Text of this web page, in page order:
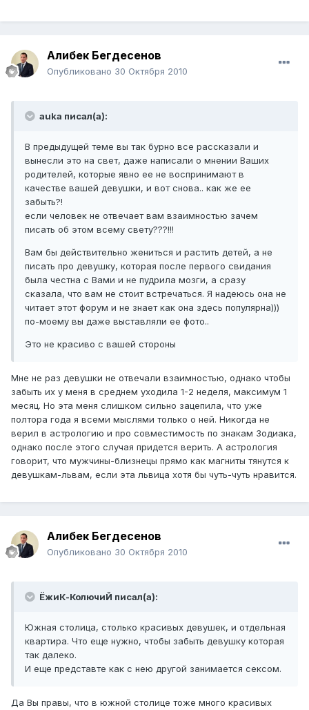
Алибек Бегдесенов
Опубликовано 30 Октября 2010
auka писал(а):
В предыдущей теме вы так бурно все рассказали и
вынесли это на свет, даже написали о мнении Ваших
родителей, которые явно ее не воспринимают в
качестве вашей девушки, и вот снова.. как же ее
забыть?!
если человек не отвечает вам взаимностью зачем
писать об этом всему свету???!!!
Вам бы действительно жениться и растить детей, а не
писать про девушку, которая после первого свидания
была честна с Вами и не пудрила мозги, а сразу
сказала, что вам не стоит встречаться. Я надеюсь она не
читает этот форум и не знает как она здесь популярна)))
по-моему вы даже выставляли ее фото..
Это не красиво с вашей стороны
Мне не раз девушки не отвечали взаимностью, однако чтобы
забыть их у меня в среднем уходила 1-2 неделя, максимум 1
месяц. Но эта меня слишком сильно зацепила, что уже
полтора года я всеми мыслями только о ней. Никогда не
верил в астрологию и про совместимость по знакам Зодиака,
однако после этого случая придется верить. А астрология
говорит, что мужчины-близнецы прямо как магниты тянутся к
девушкам-львам, если эта львица хотя бы чуть-чуть нравится.
Алибек Бегдесенов
Опубликовано 30 Октября 2010
ЁжиК-КолючиЙ писал(а):
Южная столица, столько красивых девушек, и отдельная
квартира. Что еще нужно, чтобы забыть девушку которая
так далеко.
И еще представте как с нею другой занимается сексом.
Да Вы правы, что в южной столице тоже много красивых